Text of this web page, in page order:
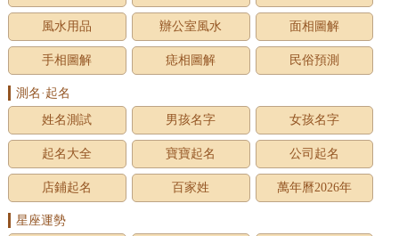
風水用品 辦公室風水 面相圖解
手相圖解 痣相圖解 民俗預測
測名·起名
姓名測試
男孩名字 女孩名字
起名大全 寶寶起名 公司起名
店鋪起名 百家姓 萬年曆2026年
星座運勢